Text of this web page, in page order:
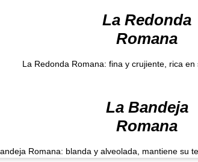
La Redonda
Romana
La Redonda Romana: fina y crujiente, rica en
La Bandeja
Romana
Romana: blanda y alveolada, mantiene su